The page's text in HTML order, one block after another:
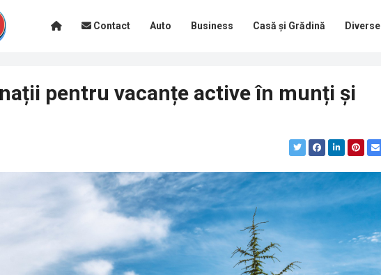
Contact Auto Business Casă și Grădină Diverse
pentru vacanțe active în munți și